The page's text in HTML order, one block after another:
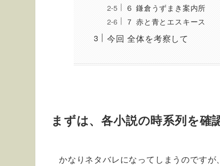
６ 鎌倉うずまき案内所
７ 赤と青とエスキース
今回 全体を考察して
まずは、各小説の時系列を確
かなりネタバレになってしまうのですが